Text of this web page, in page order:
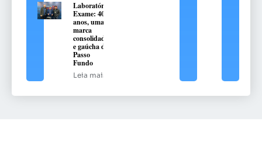
Laboratório
Exame: 40
anos, uma
marca
consolidada
e gaúcha de
Passo
Fundo
Leia mais